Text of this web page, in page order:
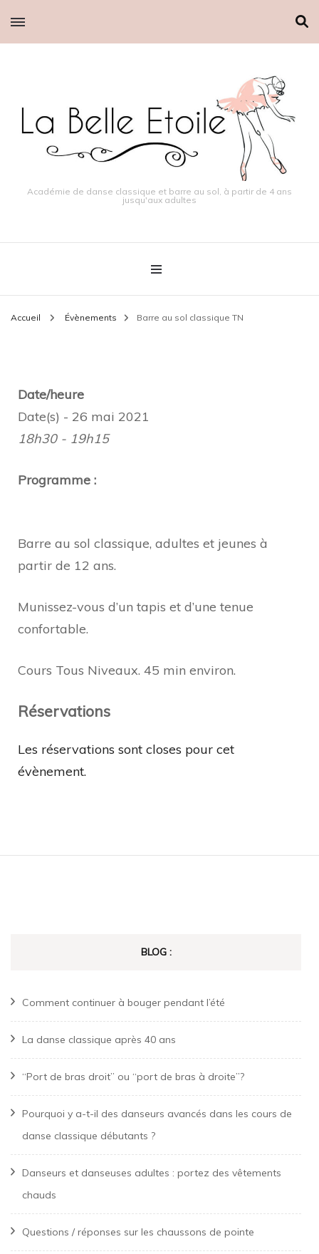
Académie de danse classique et barre au sol, à partir de 4 ans
jusqu'aux adultes
Accueil Évènements Barre au sol classique TN
Date/heure
Date(s) - 26 mai 2021
18h30 - 19h15
Programme :
Barre au sol classique, adultes et jeunes à
partir de 12 ans.
Munissez-vous d’un tapis et d’une tenue
confortable.
Cours Tous Niveaux. 45 min environ.
Réservations
Les réservations sont closes pour cet
évènement.
BLOG :
Comment continuer à bouger pendant l’été
La danse classique après 40 ans
“Port de bras droit” ou “port de bras à droite”?
Pourquoi y a-t-il des danseurs avancés dans les cours de
danse classique débutants ?
Danseurs et danseuses adultes : portez des vêtements
chauds
Questions / réponses sur les chaussons de pointe